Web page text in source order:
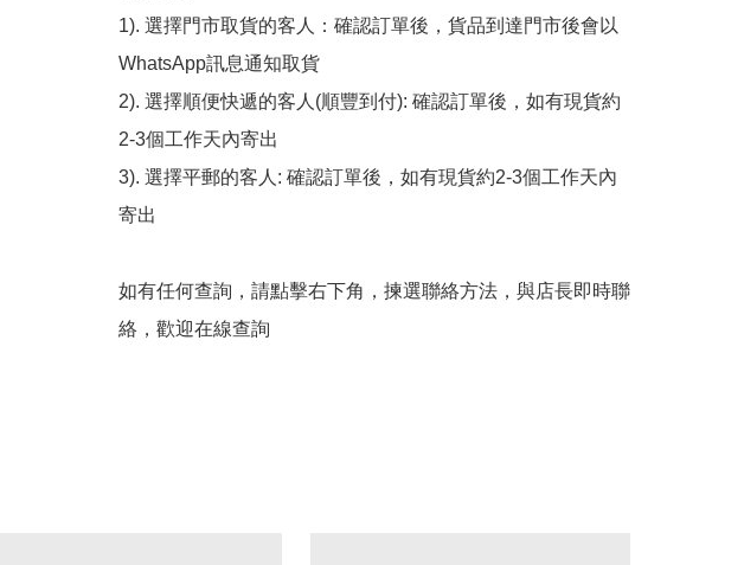
1). 選擇門市取貨的客人：確認訂單後，貨品到達門市後會以
WhatsApp訊息通知取貨
2). 選擇順便快遞的客人(順豐到付): 確認訂單後，如有現貨約
2-3個工作天內寄出
3). 選擇平郵的客人: 確認訂單後，如有現貨約2-3個工作天內
寄出
如有任何查詢，請點擊右下角，揀選聯絡方法，與店長即時聯
絡，歡迎在線查詢